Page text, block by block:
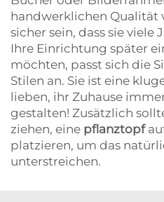
handwerklichen Qualität
sicher sein, dass sie viele
Ihre Einrichtung später
möchten, passt sich die
Stilen an. Sie ist eine
lieben, ihr Zuhause
gestalten! Zusätzlich
ziehen, eine pflanztopf
platzieren, um das
unterstreichen.